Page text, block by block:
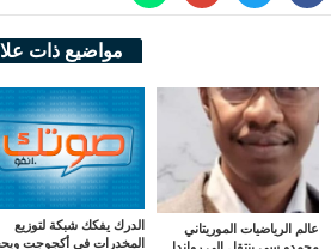
مواضيع ذات
عالم الرياضيات الموريتاني
محمدو سي ينتقل إلى رواندا
الدرك يفكك شبكة لتوزيع
المخدرات في أكجوجت